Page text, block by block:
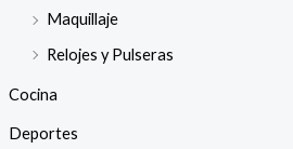
Maquillaje
Relojes y Pulseras
Cocina
Deportes